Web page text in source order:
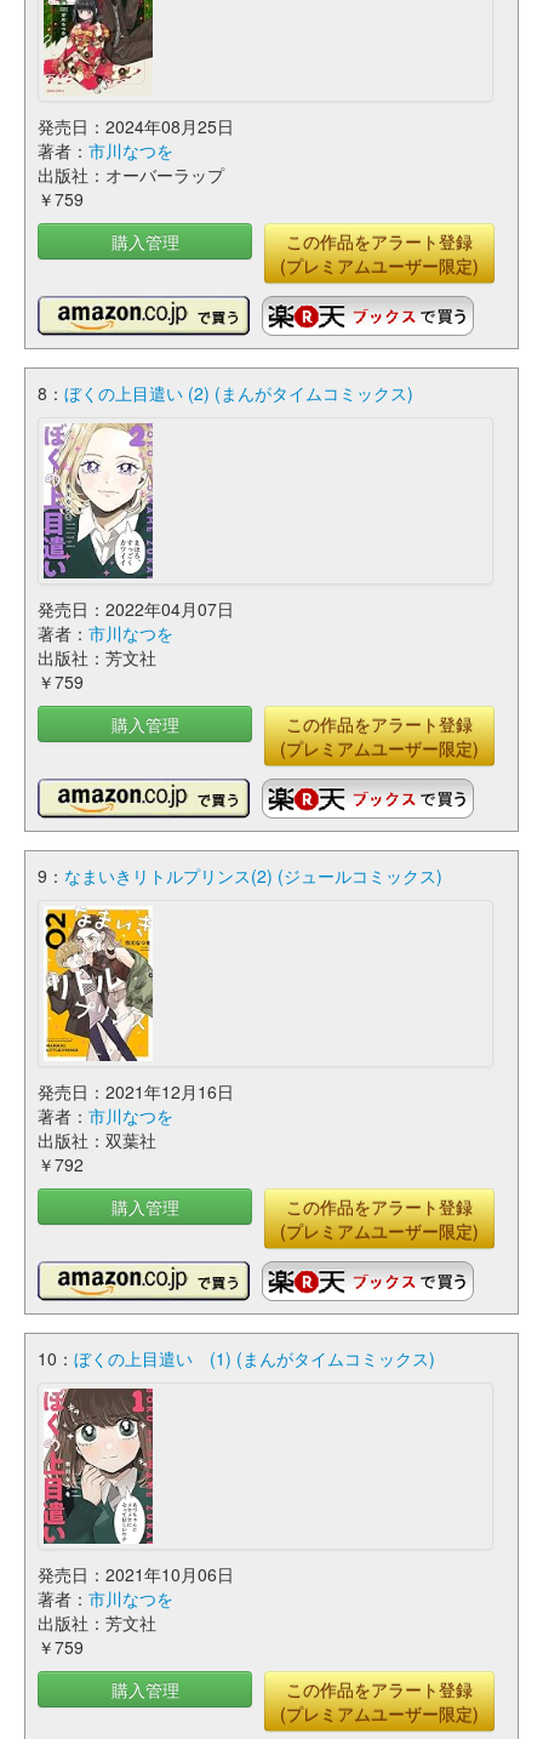
発売日：2024年08月25日
著者： 市川なつを
出版社：オーバーラップ
￥759
購入管理
この作品をアラート登録
(プレミアムユーザー限定)
8： ぼくの上目遣い (2) (まんがタイムコミックス)
発売日：2022年04月07日
著者： 市川なつを
出版社：芳文社
￥759
購入管理
この作品をアラート登録
(プレミアムユーザー限定)
9： なまいきリトルプリンス(2) (ジュールコミックス)
発売日：2021年12月16日
著者： 市川なつを
出版社：双葉社
￥792
購入管理
この作品をアラート登録
(プレミアムユーザー限定)
10： ぼくの上目遣い (1) (まんがタイムコミックス)
発売日：2021年10月06日
著者： 市川なつを
出版社：芳文社
￥759
購入管理
この作品をアラート登録
(プレミアムユーザー限定)